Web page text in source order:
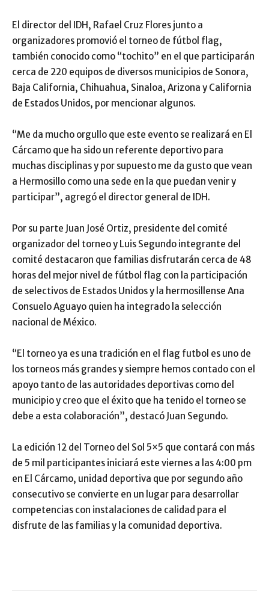
El director del IDH, Rafael Cruz Flores junto a
organizadores promovió el torneo de fútbol flag,
también conocido como “tochito” en el que participarán
cerca de 220 equipos de diversos municipios de Sonora,
Baja California, Chihuahua, Sinaloa, Arizona y California
de Estados Unidos, por mencionar algunos.
“Me da mucho orgullo que este evento se realizará en El
Cárcamo que ha sido un referente deportivo para
muchas disciplinas y por supuesto me da gusto que vean
a Hermosillo como una sede en la que puedan venir y
participar”, agregó el director general de IDH.
Por su parte Juan José Ortiz, presidente del comité
organizador del torneo y Luis Segundo integrante del
comité destacaron que familias disfrutarán cerca de 48
horas del mejor nivel de fútbol flag con la participación
de selectivos de Estados Unidos y la hermosillense Ana
Consuelo Aguayo quien ha integrado la selección
nacional de México.
“El torneo ya es una tradición en el flag futbol es uno de
los torneos más grandes y siempre hemos contado con el
apoyo tanto de las autoridades deportivas como del
municipio y creo que el éxito que ha tenido el torneo se
debe a esta colaboración”, destacó Juan Segundo.
La edición 12 del Torneo del Sol 5×5 que contará con más
de 5 mil participantes iniciará este viernes a las 4:00 pm
en El Cárcamo, unidad deportiva que por segundo año
consecutivo se convierte en un lugar para desarrollar
competencias con instalaciones de calidad para el
disfrute de las familias y la comunidad deportiva.